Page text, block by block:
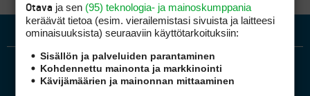
Otava ja sen (95) teknologia- ja mainoskumppania
keräävät tietoa (esim. vierailemis­tasi sivuista ja laitteesi
ominaisuuk­sista) seuraaviin käyttötarkoituksiin:
Sisällön ja palveluiden parantaminen
Kohdennettu mainonta ja markkinointi
Kävijämäärien ja mainonnan mittaaminen